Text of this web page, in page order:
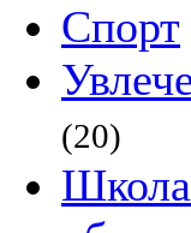
Спорт
(20)